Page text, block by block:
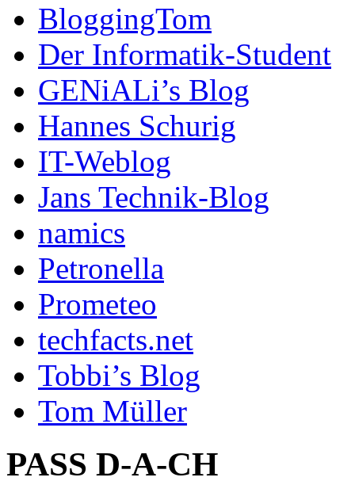
BloggingTom
Der Informatik-Student
GENiALi’s Blog
Hannes Schurig
IT-Weblog
Jans Technik-Blog
namics
Petronella
Prometeo
techfacts.net
Tobbi’s Blog
Tom Müller
PASS D-A-CH